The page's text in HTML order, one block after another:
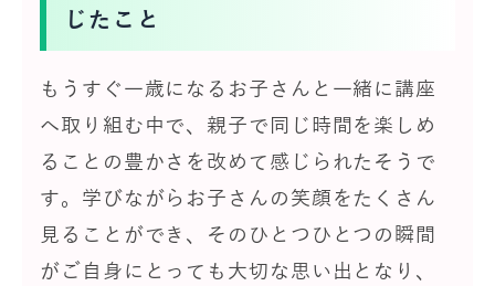
じたこと
もうすぐ一歳になるお子さんと一緒に講座
へ取り組む中で、親子で同じ時間を楽しめ
ることの豊かさを改めて感じられたそうで
す。学びながらお子さんの笑顔をたくさん
見ることができ、そのひとつひとつの瞬間
がご自身にとっても大切な思い出となり、